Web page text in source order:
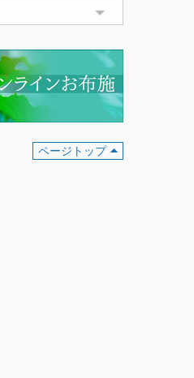
Toggle menu
ページトップ